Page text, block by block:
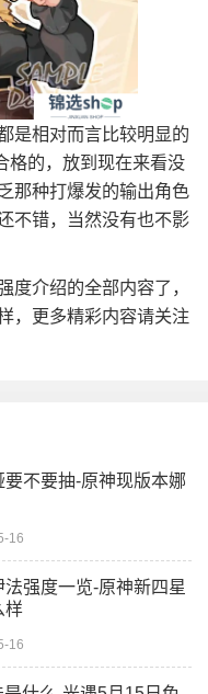
相对而言比较明显的
格的，放到现在来看没
那种打爆发的输出角色
不错，当然没有也不影
介绍的全部内容了，
，更多精彩内容请关注
不要抽-原神现版本娜
16
强度一览-原神新四星
样
16